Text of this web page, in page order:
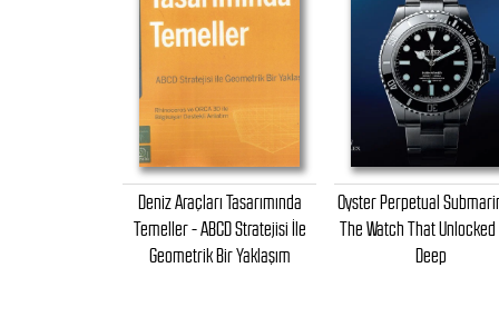
Deniz Araçları Tasarımında
Temeller - ABCD Stratejisi İle
Geometrik Bir Yaklaşım
Oyster Perpetual
The Watch That
Deep